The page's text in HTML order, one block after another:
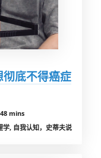
底不得癌症
mins
, 自我认知，史蒂夫说